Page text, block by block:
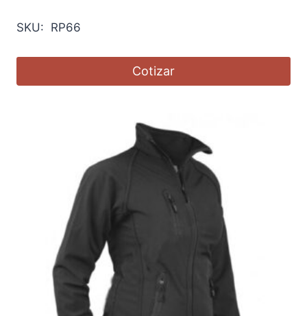
SKU: RP66
Cotizar